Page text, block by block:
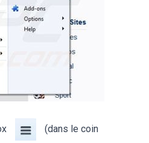
(dans le coin